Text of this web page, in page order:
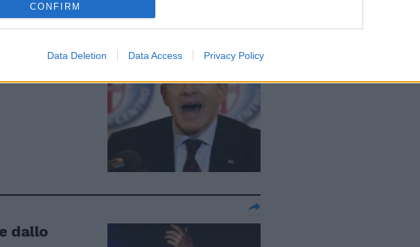
CONFIRM
Data Deletion Data Access Privacy Policy
dallo